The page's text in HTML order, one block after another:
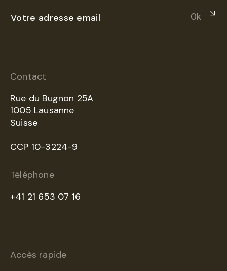
Ok
Contact
Rue du Bugnon 25A
1005 Lausanne
Suisse
CCP 10-3224-9
Téléphone
+41 21 653 07 16
Accès rapide